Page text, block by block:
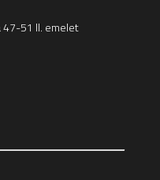
47-51 II. emelet